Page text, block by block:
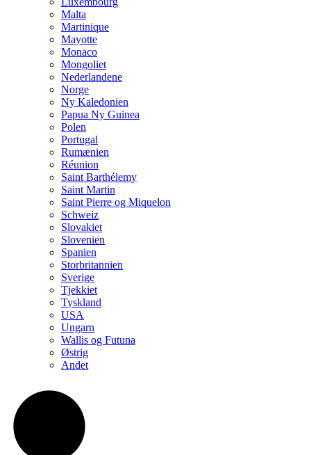
Malta
Martinique
Mayotte
Monaco
Mongoliet
Nederlandene
Norge
Ny Kaledonien
Papua Ny Guinea
Polen
Portugal
Rumænien
Réunion
Saint Barthélemy
Saint Martin
Saint Pierre og Miquelon
Schweiz
Slovakiet
Slovenien
Spanien
Storbritannien
Sverige
Tjekkiet
Tyskland
USA
Ungarn
Wallis og Futuna
Østrig
Andet